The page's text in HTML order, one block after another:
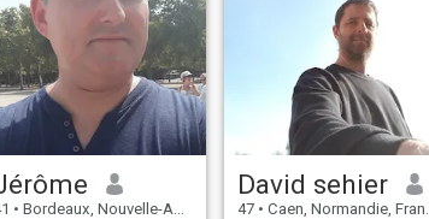
puesto mi actividad en
primer lugar. Por eso estoy
en este sitio para encontrar a
alguien con quien vivir y
compartir los buenos
momentos de la vida
también estoy dispuesto a
vibrar en otro país
• Bordeaux, Nouvelle-Aquitaine, Francia
David sehier
47 • Caen, Normandie, Francia